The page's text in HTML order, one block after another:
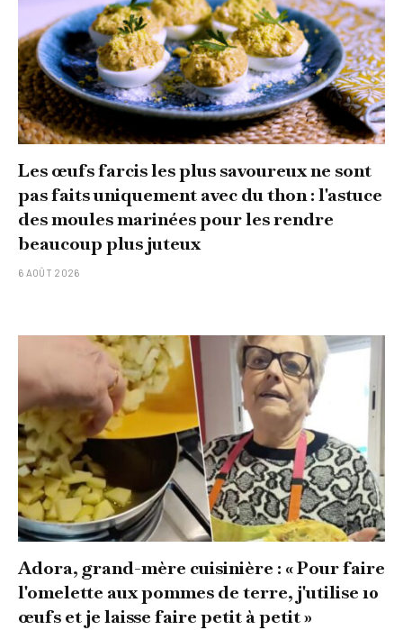
Les œufs farcis les plus savoureux ne sont
pas faits uniquement avec du thon : l'astuce
des moules marinées pour les rendre
beaucoup plus juteux
6 AOÛT 2026
Adora, grand-mère cuisinière : « Pour faire
l'omelette aux pommes de terre, j'utilise 10
œufs et je laisse faire petit à petit »